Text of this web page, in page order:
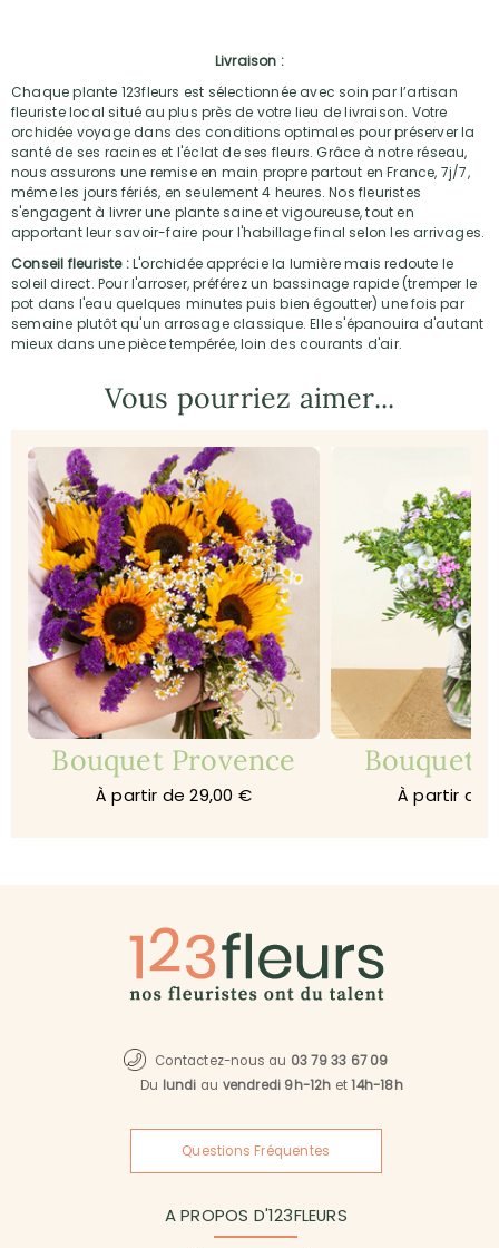
Livraison :
Chaque plante 123fleurs est sélectionnée avec soin par l’artisan
fleuriste local situé au plus près de votre lieu de livraison. Votre
orchidée voyage dans des conditions optimales pour préserver la
santé de ses racines et l'éclat de ses fleurs. Grâce à notre réseau,
nous assurons une remise en main propre partout en France, 7j/7,
même les jours fériés, en seulement 4 heures. Nos fleuristes
s'engagent à livrer une plante saine et vigoureuse, tout en
apportant leur savoir-faire pour l'habillage final selon les arrivages.
Conseil fleuriste :L'orchidée apprécie la lumière mais redoute le
soleil direct. Pour l'arroser, préférez un bassinage rapide (tremper le
pot dans l'eau quelques minutes puis bien égoutter) une fois par
semaine plutôt qu'un arrosage classique. Elle s'épanouira d'autant
mieux dans une pièce tempérée, loin des courants d'air.
Vous pourriez aimer...
Bouquet Provence
À partir de 29,00 €
Bouquet
À partir de
Contactez-nous au 03 79 33 67 09
Du lundi au vendredi 9h-12h et14h-18h
Questions Fréquentes
A PROPOS D'123FLEURS